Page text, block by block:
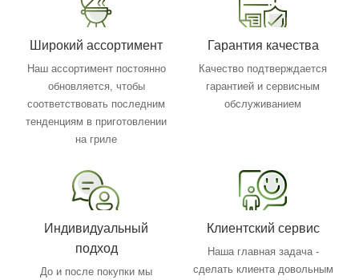
Широкий ассортимент
Наш ассортимент постоянно
обновляется, чтобы
соответствовать последним
тенденциям в приготовлении
на гриле
Гарантия качества
Качество подтверждается
гарантией и сервисным
обслуживанием
Индивидуальный
подход
До и после покупки мы
Клиентский сервис
Наша главная задача -
сделать клиента довольным